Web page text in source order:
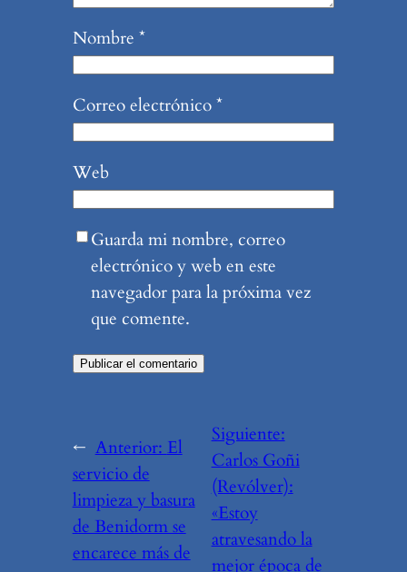
Nombre *
Correo electrónico*
Web
Guarda mi nombre, correo
electrónico y web en este
navegador para la próxima vez
que comente.
← Anterior: El
servicio de
limpieza y basura
de Benidorm se
encarece más de
Siguiente:
Carlos Goñi
(Revólver):
«Estoy
atravesando la
mejor época de